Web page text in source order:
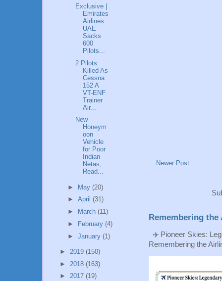
Newer Post
Remembering
✈️ Pioneer Skies:
Remembering the
Exclusive |
Emirates
Airlines
UAE
Sacks
600
Pilots...
2 Pilots
Killed As
Cessna
152 A
VT-ENF
Trainer
Air...
New
Honeym
oon
Vehicle
for Poor
Indian
Netas,
Read...
► May (20)
► April (31)
►
March (11)
►
February (4)
► January (1)
► 2019 (150)
► 2018 (163)
► 2017 (19)